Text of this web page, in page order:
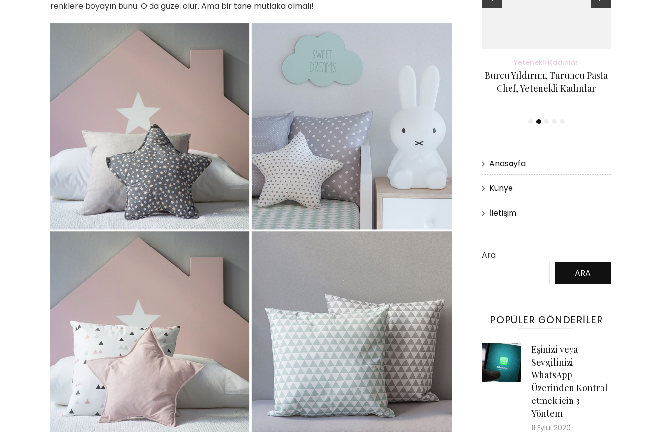
renklere boyayın bunu. O da güzel olur. Ama bir tane mutlaka olmalı!
Keçici, Kübra’nın
Organizasyon
Yetenekli Kadınlar
Kadınlar
Yetenekli Kadınlar
Ayşenur Akbuğa, @hobiluso,
Yetenekli Kadınlar
Özgül Acır, Erse Mantı Evi
Sahibi, Girişimci, Yetenekli
Yetenekli Kadınlar
Burcu Yıldırım, Turuncu Pasta
Chef, Yetenekli Kadınlar
Anasayfa
Künye
İletişim
Ara
ARA
POPÜLER GÖNDERILER
Eşinizi veya
Sevgilinizi
WhatsApp
Üzerinden Kontrol
etmek için 3
Yöntem
11 Eylül 2020